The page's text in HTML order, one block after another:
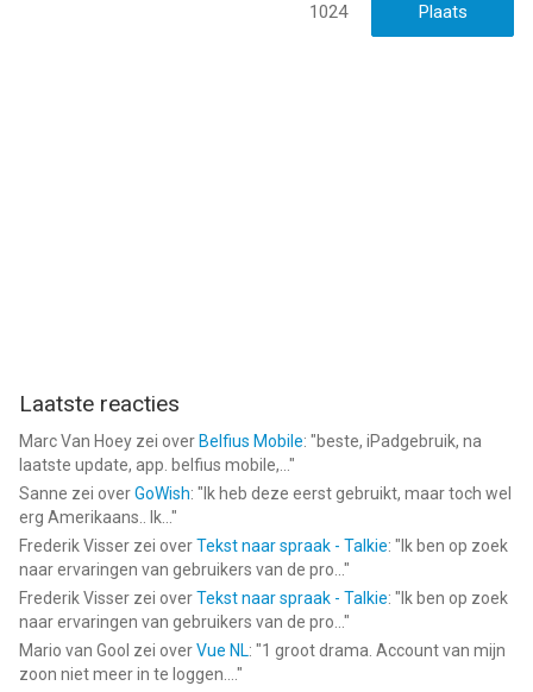
1024
Laatste reacties
Marc Van Hoey zei over Belfius Mobile: "beste, iPadgebruik, na
laatste update, app. belfius mobile,... "
Sanne zei overGoWish: " Ik heb deze eerst gebruikt, maar toch wel
erg Amerikaans.. Ik... "
Frederik Visser zei overTekst naar spraak - Talkie: " Ik ben op zoek
naar ervaringen van gebruikers van de pro... "
Frederik Visser zei overTekst naar spraak - Talkie: " Ik ben op zoek
naar ervaringen van gebruikers van de pro... "
Mario van Gool zei overVue NL: "1 groot drama. Account van mijn
zoon niet meer in te loggen.... "